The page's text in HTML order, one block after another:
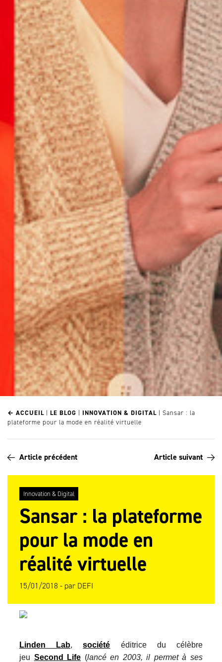
← ACCUEIL | LE BLOG | INNOVATION & DIGITAL | Sansar : la
plateforme pour la mode en réalité virtuelle
Article précédent Article suivant
Innovation & Digital
Sansar : la plateforme
pour la mode en
réalité virtuelle
15/01/2018 - par DEFI
Linden Lab,société éditrice du célèbre
jeu Second Life (lancé en 2003, il permet à ses